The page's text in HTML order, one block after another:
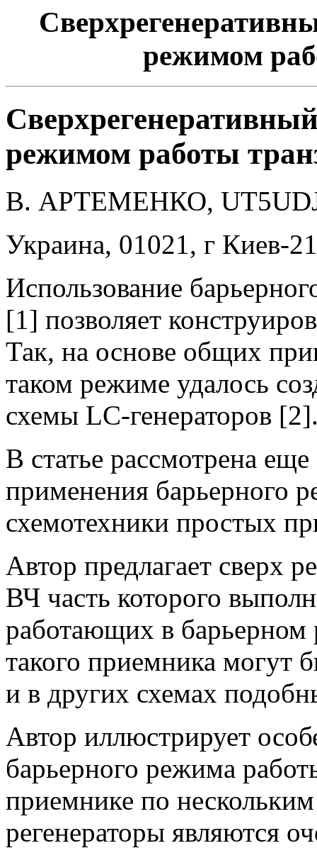
режимом
режимом работы
В. АРТЕМЕНКО,
Украина, 01021, г Киев-
Использование
[1] позволяет
Так, на основе общих
таком режиме удалось
схемы LC-генераторов
В статье рассмотрена
применения барьерного
схемотехники простых
Автор предлагает сверх
ВЧ часть которого
работающих в
такого приемника могут
и в других схемах
Автор иллюстрирует
барьерного режима
приемнике по
регенераторы являются